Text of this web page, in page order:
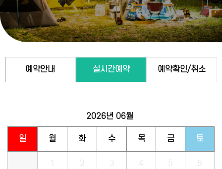
예약안내 실시간예약 예약확인/취소
2026년 06월
일 월 화 수 목 금 토
1 2 3 4 5 6